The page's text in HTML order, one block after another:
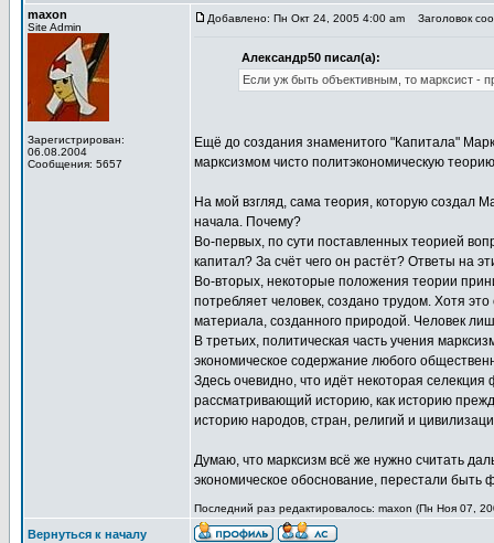
maxon
Site Admin
Зарегистрирован:
06.08.2004
Сообщения: 5657
Добавлено: Пн Окт 24, 2005 4:00 am Заголовок
Александр50 писал(а):
Если уж быть объективным, то марксист -
Ещё до создания знаменитого "Капитала"
марксизмом чисто политэкономическую
На мой взгляд, сама теория, которую создал
начала. Почему?
Во-первых, по сути поставленных теорией
капитал? За счёт чего он растёт? Ответы на
Во-вторых, некоторые положения теории
потребляет человек, создано трудом. Хотя
материала, созданного природой. Человек
В третьих, политическая часть учения
экономическое содержание любого
Здесь очевидно, что идёт некоторая
рассматривающий историю, как историю
историю народов, стран, религий и
Думаю, что марксизм всё же нужно считать
экономическое обоснование, перестали быть
Последний раз редактировалось: maxon (Пн Ноя 07,
Вернуться к началу